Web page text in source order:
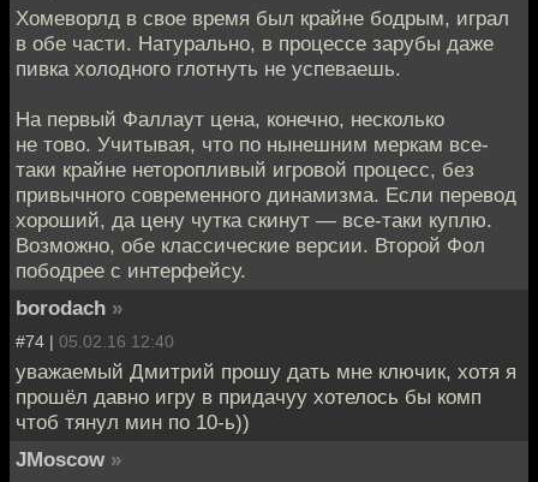
Хомеворлд в свое время был крайне бодрым, играл
в обе части. Натурально, в процессе зарубы даже
пивка холодного глотнуть не успеваешь.
На первый Фаллаут цена, конечно, несколько
не тово. Учитывая, что по нынешним меркам все-
таки крайне неторопливый игровой процесс, без
привычного современного динамизма. Если перевод
хороший, да цену чутка скинут — все-таки куплю.
Возможно, обе классические версии. Второй Фол
пободрее с интерфейсу.
borodach »
#74 | 05.02.16 12:40
уважаемый Дмитрий прошу дать мне ключик, хотя я
прошёл давно игру в придачуу хотелось бы комп
чтоб тянул мин по 10-ь))
JMoscow »